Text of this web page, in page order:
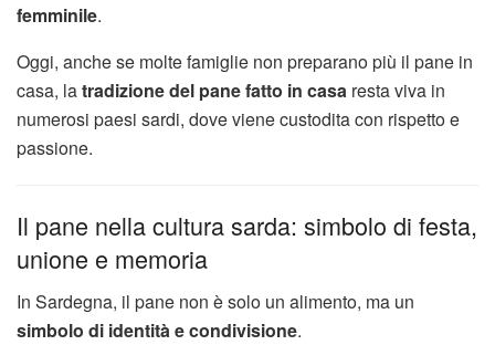
femminile.
Oggi, anche se molte famiglie non preparano più il pane in
casa, latradizione del pane fatto in casa resta viva in
numerosi paesi sardi, dove viene custodita con rispetto e
passione.
Il pane nella cultura sarda: simbolo di festa,
unione e memoria
In Sardegna, il pane non è solo un alimento, ma un
simbolo di identità e condivisione.